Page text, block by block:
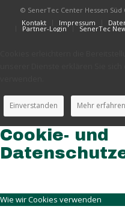
© SenerTec Center Hessen Süd
Kontakt
Impressum
Partner-Login SenerTec
Einverstanden Mehr erfahren
Cookie- und
Wie wir Cookies verwenden